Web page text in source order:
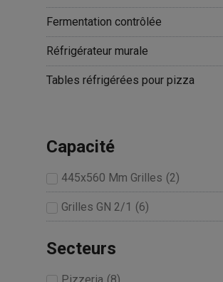
Fermentation contrôlée
Réfrigérateur murale
Tables réfrigérées pour pizza
Capacité
445x560 Mm Grilles (2)
Grilles GN 2/1 (6)
Secteurs
Pizzeria (8)